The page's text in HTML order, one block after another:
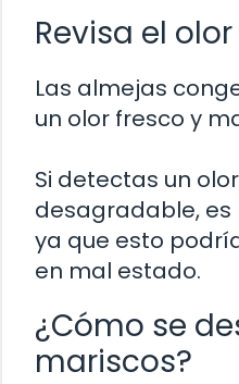
Revisa el olor
Las almejas
un olor fresco y
Si detectas un
desagradable,
ya que esto
en mal estado.
¿Cómo se
mariscos?